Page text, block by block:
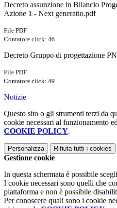
Decreto assunzione in Bilancio
Azione 1 - Next generatio.pdf
File PDF
Contatore click: 46
Decreto Gruppo di progettazione
File PDF
Contatore click: 49
Notizie
Questo sito o gli strumenti terzi da
cookie necessari al funzionamento
COOKIE POLICY.
Personalizza Rifiuta tutti i cookies
Gestione cookie
In questa schermata è possibile
I cookie necessari sono quelli che
piattaforma e non è possibile
Per conoscere quali sono i cookie